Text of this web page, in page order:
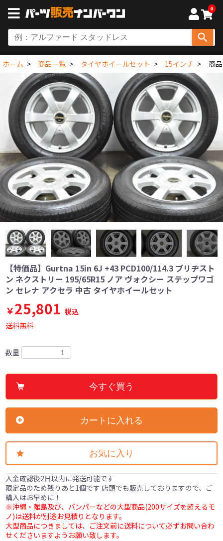
0
ホーム 商品一覧 タイヤホイールセット 15インチ 商
【特価品】Gurtna 15in 6J +43 PCD100/114.3 ブリヂスト
ン ネクストリー 195/65R15 ノア ヴォクシー ステップワゴ
ン セレナ アクセラ 中古 タイヤホイールセット
￥25,801 税込
送料無料
数量
今すぐ買う
カートに入れる
お気に入り
入金確認後2日以内に発送可能です
限定品のため残りあと1個です 店頭でも販売しておりますので、ご
購入はお早めに！
※沖縄・離島及び、バンパーなどの大型商品(200サイズを超えるモ
ノ)は送料が別途お見積りとなります。
大型商品につきましては、ご注文前に送料について必ずお問い合わ
せくださいますようお願い致します。